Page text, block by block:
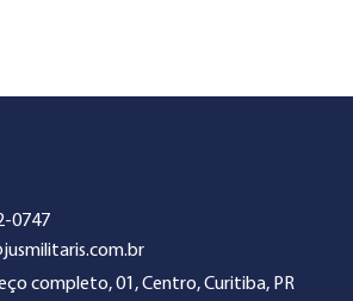
0747
completo, 01, Centro, Curitiba, PR